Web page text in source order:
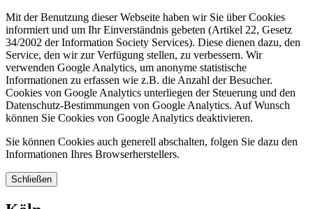
Mit der Benutzung dieser Webseite haben wir Sie über Cookies
informiert und um Ihr Einverständnis gebeten (Artikel 22, Gesetz
34/2002 der Information Society Services). Diese dienen dazu, den
Service, den wir zur Verfügung stellen, zu verbessern. Wir
verwenden Google Analytics, um anonyme statistische
Informationen zu erfassen wie z.B. die Anzahl der Besucher.
Cookies von Google Analytics unterliegen der Steuerung und den
Datenschutz-Bestimmungen von Google Analytics. Auf Wunsch
können Sie Cookies von Google Analytics deaktivieren.
Sie können Cookies auch generell abschalten, folgen Sie dazu den
Informationen Ihres Browserherstellers.
Schließen